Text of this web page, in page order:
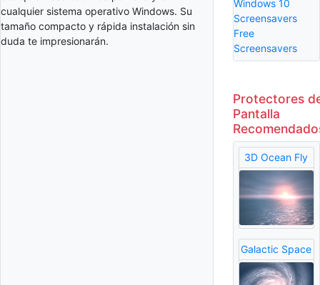
cualquier sistema operativo Windows. Su
tamaño compacto y rápida instalación sin
duda te impresionarán.
Windows 10
Screensavers
Free
Screensavers
Protectores
Pantalla
3D Ocean Fly
Galactic Space